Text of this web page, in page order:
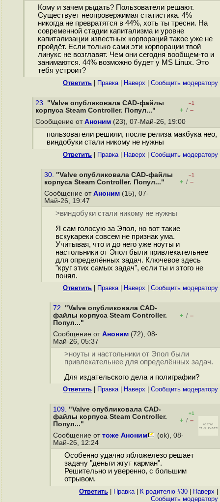
Кому и зачем рыдать? Пользователи решают.
Существует неопровержимая статистика. 4%
никогда не превратятся в 44%, хоть ты тресни. На
современной стадии капитализма и уровне
капитализации известных корпораций такое уже не
пройдёт. Если только сами эти корпорации твой
линукс не возглавят. Чем они сегодня вообщем-то и
занимаются. 44% возможно будет у MS Linux. Это
тебя устроит?
Ответить Правка| Наверх Cообщить модератору
23. "Valve опубликовала CAD-файлы
корпуса Steam Controller. Попул..."
–1
+ / –
Сообщение от Аноним (23), 07-Май-26, 19:00
пользователи решили, после релиза макбука нео,
виндобуки стали никому не нужны
Ответить Правка| Наверх Cообщить модератору
30. "Valve опубликовала CAD-файлы
корпуса Steam Controller. Попул..."
–1
+ / –
Сообщение от Аноним (15), 07-
Май-26, 19:47
>виндобуки стали никому не нужны
Я сам голосую за Эпол, но вот такие
вскукареки совсем не признак ума.
Учитывая, что и до него уже ноуты и
настольники от Эпол были привлекательнее
для определённых задач. Ключевое здесь
"круг этих самых задач", если ты и этого не
понял.
Ответить Правка| Наверх Cообщить модератору
72. "Valve опубликовала CAD-
файлы корпуса Steam Controller.
Попул..."
+ / –
Сообщение от Аноним (72), 08-
Май-26, 05:37
>ноуты и настольники от Эпол были
привлекательнее для определённых задач.
Для издательского дела и полиграфии?
Ответить Правка| Наверх Cообщить модератору
109. "Valve опубликовала CAD-
файлы корпуса Steam Controller.
Попул..."
+1
+ / –
Сообщение от тоже Аноним
(ok), 08-
Май-26, 12:24
Особенно удачно ябложелезо решает
задачу "деньги жгут карман".
Решительно и уверенно, с большим
отрывом.
Ответить Правка| К родителю #30 Наверх
Cообщить модератору